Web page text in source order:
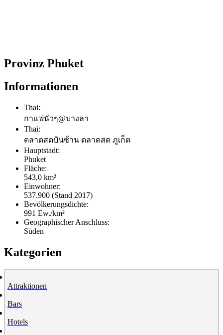
Provinz Phuket
Informationen
Thai:
กาแฟนัวๆ@บางลา
Thai:
ตลาดสดบันซ้าน ตลาดสด ภูเก็ต
Hauptstadt:
Phuket
Fläche:
543,0 km²
Einwohner:
537.900 (Stand 2017)
Bevölkerungsdichte:
991 Ew./km²
Geographischer Anschluss:
Süden
Kategorien
Attraktionen
Bars
Hotels